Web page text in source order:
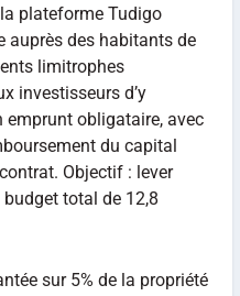
plateforme Tudigo
auprès des habitants de
limitrophes
investisseurs d’y
emprunt obligataire, avec
du capital
Objectif : lever
budget total de 12,8
sur 5% de la propriété